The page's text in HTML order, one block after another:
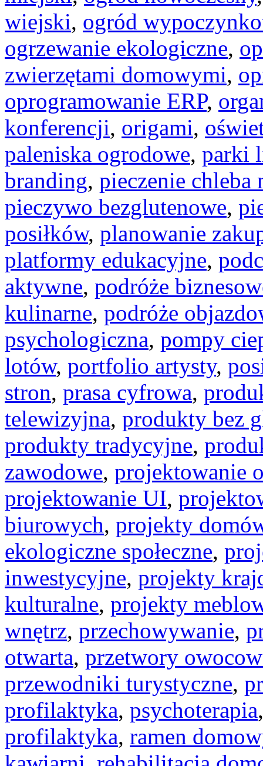
wiejski, ogród
ogrzewanie ekologiczne,
zwierzętami domowymi,
oprogramowanie ERP,
konferencji, origami,
paleniska ogrodowe, parki
branding, pieczenie chleba
pieczywo bezglutenowe,
posiłków, planowanie
platformy edukacyjne,
aktywne, podróże
kulinarne, podróże
psychologiczna, pompy
lotów, portfolio artysty,
stron, prasa cyfrowa,
telewizyjna, produkty bez
produkty tradycyjne,
zawodowe, projektowanie
projektowanie UI,
biurowych, projekty
ekologiczne społeczne,
inwestycyjne, projekty
kulturalne, projekty
wnętrz, przechowywanie,
otwarta, przetwory
przewodniki turystyczne,
profilaktyka, psychoterapia
profilaktyka, ramen